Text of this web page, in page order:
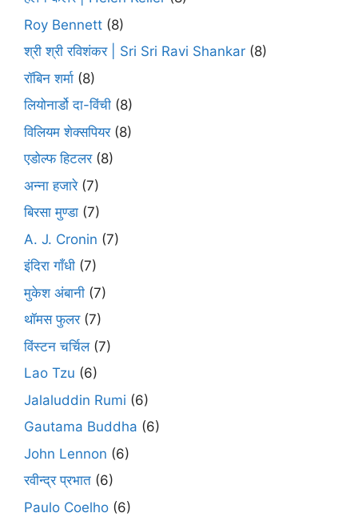
Roy Bennett (8)
श्री श्री रविशंकर | Sri Sri Ravi Shankar (8)
रॉबिन शर्मा (8)
लियोनार्डो दा-विंची (8)
विलियम शेक्सपियर(8)
एडोल्फ हिटलर(8)
अन्ना हजारे(7)
बिरसा मुण्डा (7)
A. J. Cronin (7)
इंदिरा गाँधी (7)
मुकेश अंबानी (7)
थॉमस फुलर(7)
विंस्टन चर्चिल(7)
Lao Tzu (6)
Jalaluddin Rumi (6)
Gautama Buddha (6)
John Lennon (6)
रवीन्द्र प्रभात (6)
Paulo Coelho (6)